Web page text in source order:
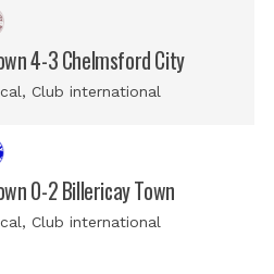
4-3 Chelmsford City
, Club international
0-2 Billericay Town
, Club international